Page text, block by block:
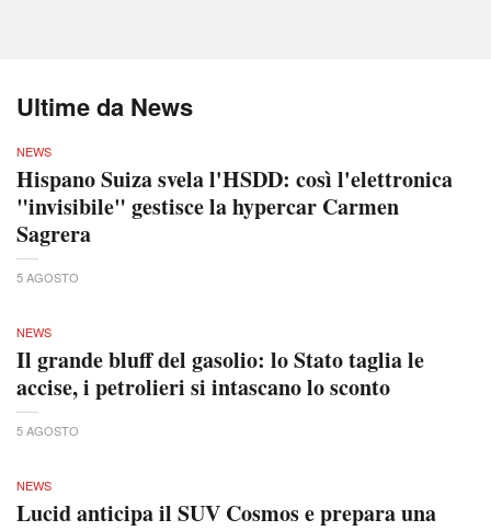
Ultime da News
NEWS
Hispano Suiza svela l'HSDD: così l'elettronica
"invisibile" gestisce la hypercar Carmen
Sagrera
5 AGOSTO
NEWS
Il grande bluff del gasolio: lo Stato taglia le
accise, i petrolieri si intascano lo sconto
5 AGOSTO
NEWS
Lucid anticipa il SUV Cosmos e prepara una